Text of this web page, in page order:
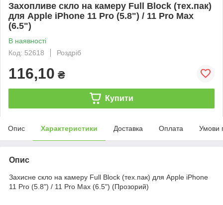
Захопливе скло на камеру Full Block (тех.пак)
для Apple iPhone 11 Pro (5.8") / 11 Pro Max
(6.5")
В наявності
Код: 52618
Роздріб
116,10 ₴
Купити
Опис Характеристики Доставка Оплата Умови
Опис
Захисне скло на камеру Full Block (тех.пак) для Apple iPhone
11 Pro (5.8") / 11 Pro Max (6.5") (Прозорий)